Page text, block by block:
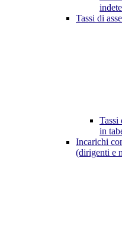
Tassi di
Tassi
in
Incarichi
(dirigenti e